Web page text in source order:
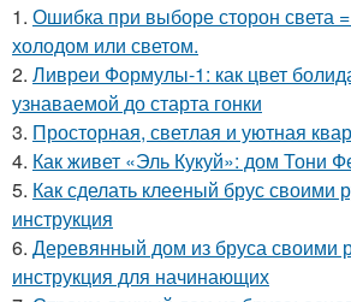
1. Ошибка при выборе сторон света
холодом или светом.
2. Ливреи Формулы-1: как цвет
узнаваемой до старта гонки
3. Просторная, светлая и уютная
4. Как живет «Эль Кукуй»: дом Тони
5. Как сделать клееный брус своими
инструкция
6. Деревянный дом из бруса своими
инструкция для начинающих